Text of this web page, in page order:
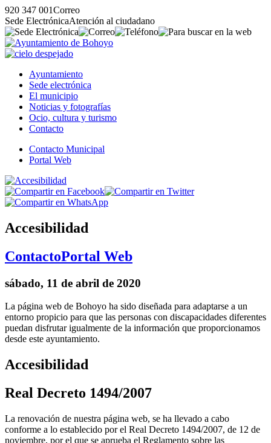
920 347 001Correo
Sede ElectrónicaAtención al ciudadano
Ayuntamiento
Sede electrónica
El municipio
Noticias y fotografías
Ocio, cultura y turismo
Contacto
Contacto Municipal
Portal Web
Accesibilidad
ContactoPortal Web
sábado, 11 de abril de 2020
La página web de Bohoyo ha sido diseñada para adaptarse a un
entorno propicio para que las personas con discapacidades diferentes
puedan disfrutar igualmente de la información que proporcionamos
desde este ayuntamiento.
Accesibilidad
Real Decreto 1494/2007
La renovación de nuestra página web, se ha llevado a cabo
conforme a lo establecido por el Real Decreto 1494/2007, de 12 de
noviembre, por el que se aprueba el Reglamento sobre las